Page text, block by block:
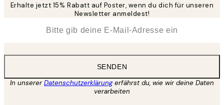
Erhalte jetzt 15% Rabatt auf Poster, wenn du dich für unseren
Newsletter anmeldest!
SENDEN
In unsererDatenschutzerklärungerfährst du, wie wir deine Daten
verarbeiten